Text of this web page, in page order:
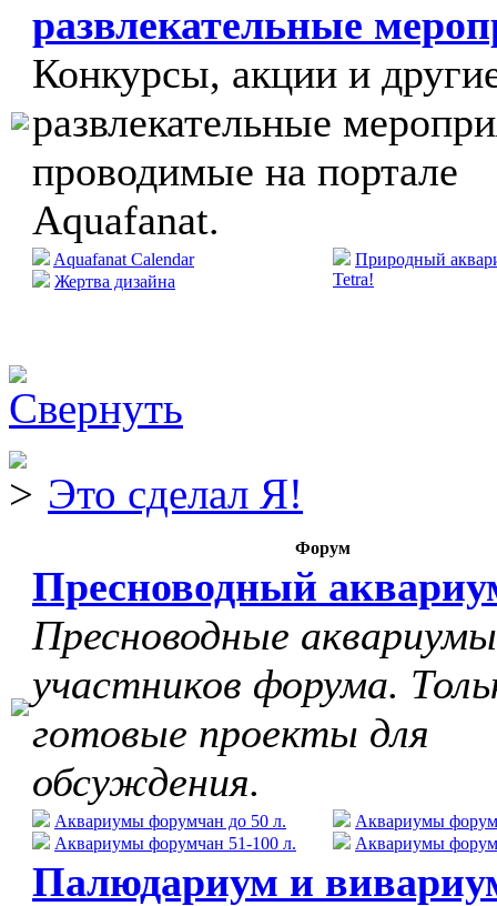
развлекательные
Конкурсы, акции и
развлекательные
проводимые на портале
Aquafanat.
Aquafanat Calendar
Жертва дизайна
Природный
Tetra!
Это сделал Я!
Форум
Пресноводный
Пресноводные аквариумы
участников форума.
готовые проекты для
обсуждения.
Аквариумы форумчан до 50 л.
Аквариумы форумчан 51-100 л.
Аквариумы
Аквариумы
Палюдариум и